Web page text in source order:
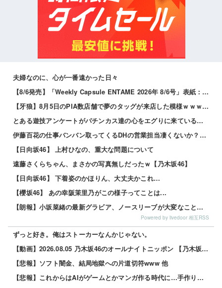
夫婦なのに、心が一番遠かった日々
【8/6発売】「Weekly Capsule ENTAME 2026年 8/6号」表紙：松本日向 / 三田悠貴 南雲るい 月海つくね
【牙狼】8月5日のPIA数店舗で夢のタッグが来店した模様ｗｗｗｗｗ
とある遊技アンケートがパチンカス達の心をエグりに来ていると話題ｗｗｗｗｗ
伊藤百花の仕事バンバン取ってくるDHの営業担当凄くないか？今年のボーナス凄いことになりそう！！【AKB48いともも】
【日向坂46】 上村ひなの、重大な問題について
遠藤さくらちゃん、まさかの写真無しだったｗ【乃木坂46】
【日向坂46】 下着姿のかほりん、大丈夫かこれ…
【櫻坂46】 あの幸阪茉里乃がこの様子ってことは...
【朗報】小坂菜緒の最新グラビア、ノースリーブが大変なことになってるって...
Powered by livedoor 相互RSS
ずっと好き。俺はストーカーなんかじゃない。
【動画】2026.08.05 乃木坂46のオールナイトニッポン 【乃木坂46 井上和】
【悲報】ソフト闇金、結局地獄への片道切符www 他
【悲報】これからはAIがゲームとかマンガ作る時代に…手作りはオワコン？ 他